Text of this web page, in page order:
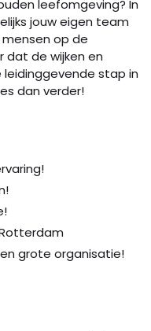
leefomgeving? In
jouw eigen team
op de
dat de wijken en
leidinggevende stap in
dan verder!
grote organisatie!